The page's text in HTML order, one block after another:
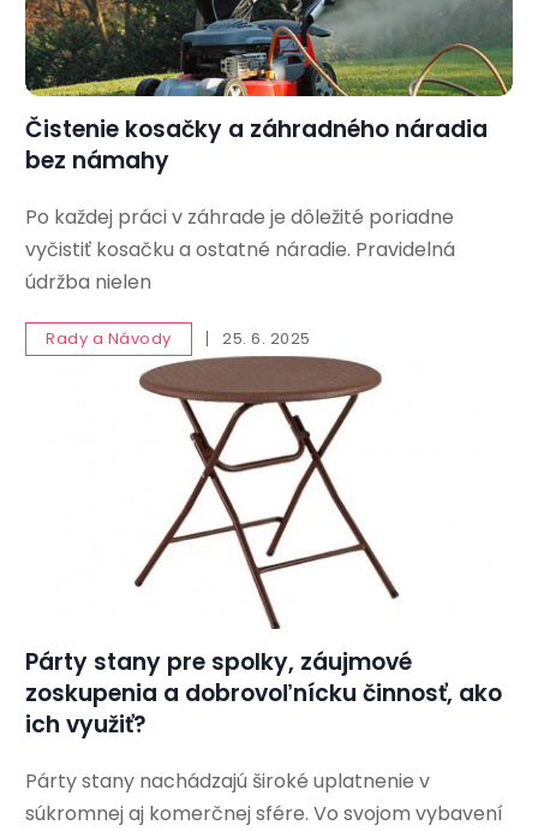
Čistenie kosačky a záhradného náradia
bez námahy
Po každej práci v záhrade je dôležité poriadne
vyčistiť kosačku a ostatné náradie. Pravidelná
údržba nielen
Rady a Návody 25. 6. 2025
Párty stany pre spolky, záujmové
zoskupenia a dobrovoľnícku činnosť, ako
ich využiť?
Párty stany nachádzajú široké uplatnenie v
súkromnej aj komerčnej sfére. Vo svojom vybavení